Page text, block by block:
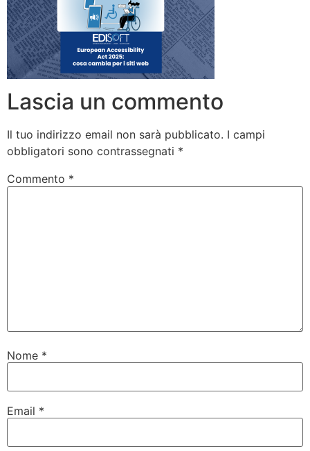
Lascia un commento
Il tuo indirizzo email non sarà pubblicato. I campi
obbligatori sono contrassegnati *
Commento *
Nome *
Email *